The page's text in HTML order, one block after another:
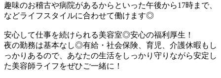
趣味のお稽古や病院があるからといった午後から17時まで、
などライフスタイルに合わせて働けます◎
安心して仕事を続けられる美容室◎安心の福利厚生！
夜の勤務は基本なし◎有給・社会保険、育児、介護休暇もし
っかりあるので、あなたの生活をしっかり守りながら安定し
た美容師ライフをぜひご一緒に！